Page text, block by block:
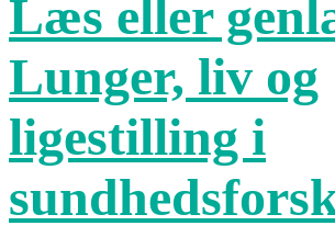
Læs eller
Lunger, liv og
ligestilling i